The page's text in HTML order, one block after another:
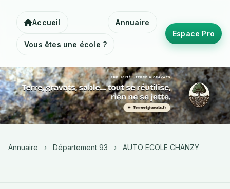
Accueil Annuaire
Vous êtes une école ?
Espace Pro
Annuaire › Département 93 › AUTO ECOLE CHANZY